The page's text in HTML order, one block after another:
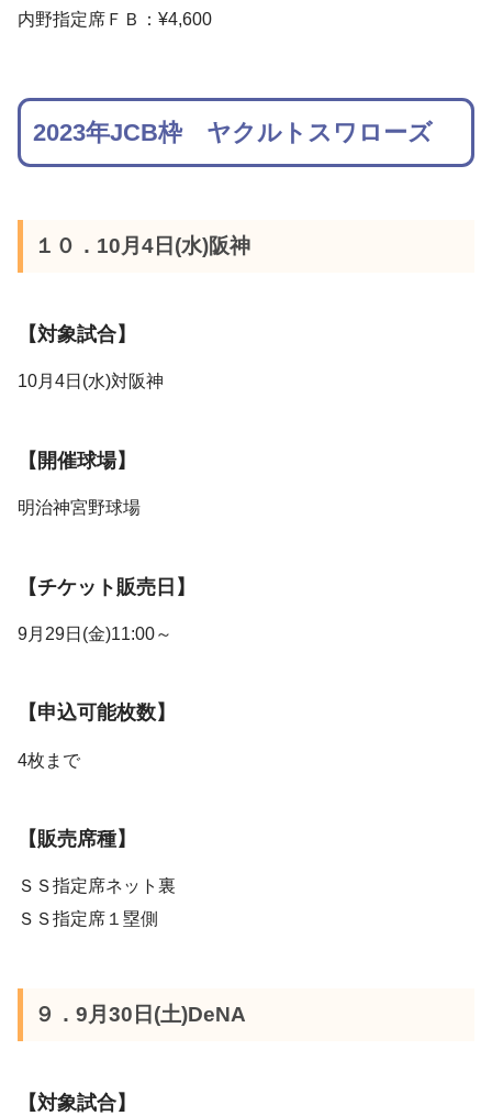
内野指定席ＦＢ：¥4,600
2023年JCB枠 ヤクルトスワローズ
１０．10月4日(水)阪神
【対象試合】
10月4日(水)対阪神
【開催球場】
明治神宮野球場
【チケット販売日】
9月29日(金)11:00～
【申込可能枚数】
4枚まで
【販売席種】
ＳＳ指定席ネット裏
ＳＳ指定席１塁側
９．9月30日(土)DeNA
【対象試合】